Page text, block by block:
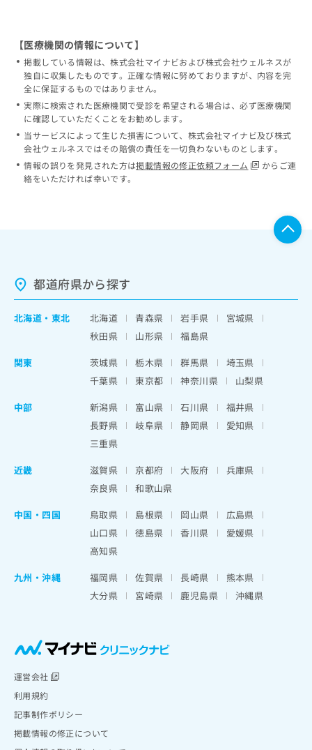
【医療機関の情報について】
掲載している情報は、株式会社マイナビおよび株式会社ウェルネスが
独自に収集したものです。正確な情報に努めておりますが、内容を完
全に保証するものではありません。
実際に検索された医療機関で受診を希望される場合は、必ず医療機関
に確認していただくことをお勧めします。
当サービスによって生じた損害について、株式会社マイナビ及び株式
会社ウェルネスではその賠償の責任を一切負わないものとします。
情報の誤りを発見された方は掲載情報の修正依頼フォーム
からご連
絡をいただければ幸いです。
都道府県から探す
北海道 ・ 東北 北海道 青森県 岩手県
宮城県
秋田県
山形県
福島県
関東
茨城県 栃木県 群馬県
埼玉県
千葉県
東京都 神奈川県
山梨県
中部
新潟県 富山県 石川県
福井県
長野県
岐阜県 静岡県
愛知県
三重県
近畿
滋賀県 京都府 大阪府
兵庫県
奈良県
和歌山県
中国・四国
鳥取県 島根県 岡山県
広島県
山口県
徳島県 香川県
愛媛県
高知県
九州・沖縄
福岡県 佐賀県 長崎県
熊本県
大分県
宮崎県 鹿児島県 沖縄県
運営会社
利用規約
記事制作ポリシー
掲載情報の修正について